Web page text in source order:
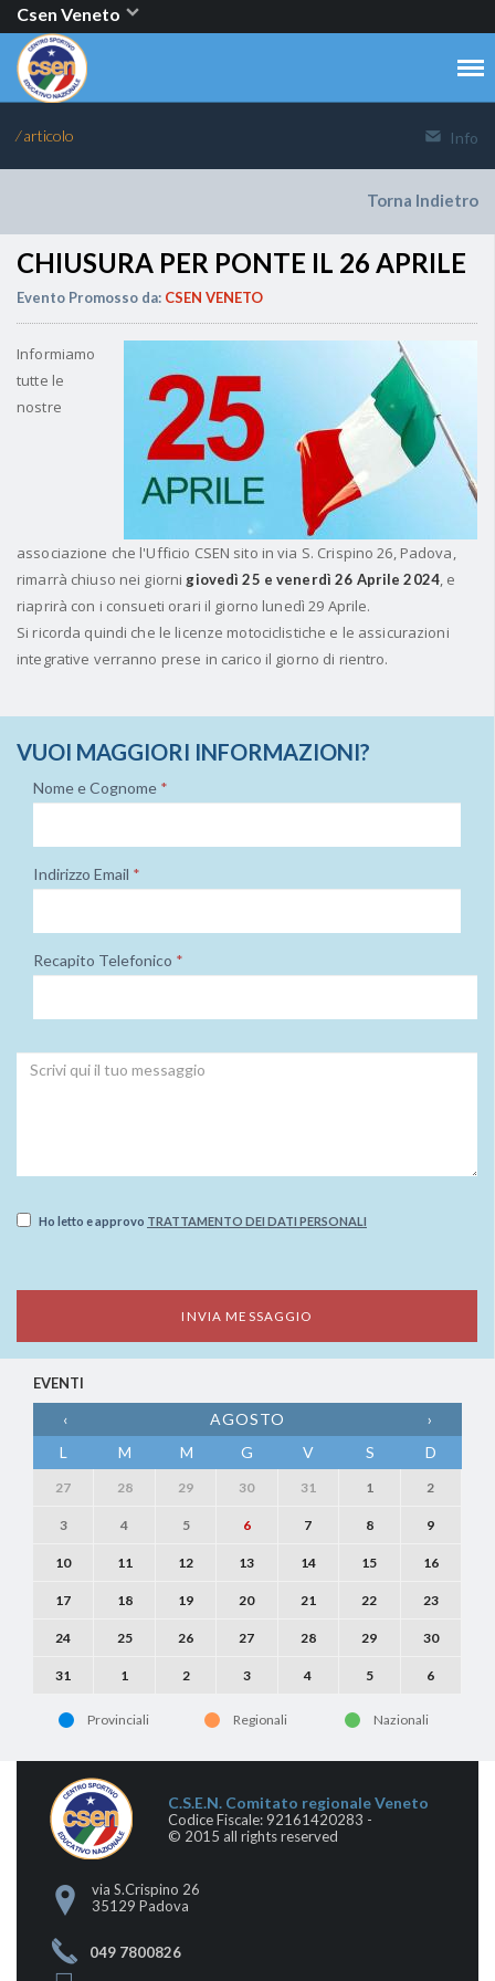
Csen Veneto
⁄ articolo Info
Torna Indietro
CHIUSURA PER PONTE IL 26 APRILE
Evento Promosso da: CSEN VENETO
Informiamo
tutte le
nostre
associazione che l'Ufficio CSEN sito in via S. Crispino 26, Padova,
rimarrà chiuso nei giornigiovedì 25 e venerdì 26 Aprile 2024, e
riaprirà con i consueti orari il giorno lunedì 29 Aprile.
Si ricorda quindi che le licenze motociclistiche e le assicurazioni
integrative verranno prese in carico il giorno di rientro.
VUOI MAGGIORI INFORMAZIONI?
Nome e Cognome *
Indirizzo Email *
Recapito Telefonico *
Ho letto e approvo TRATTAMENTO DEI DATI PERSONALI
EVENTI
‹ AGOSTO
›
L
M M G V S D
27 28 29 30 31 1 2
3 4 5 6 7 8 9
10 11 12 13 14 15 16
17 18 19 20 21 22 23
24 25 26 27 28 29 30
31 1 2 3 4 5 6
Provinciali Regionali Nazionali
C.S.E.N. Comitato regionale Veneto
Codice Fiscale: 92161420283 -
© 2015 all rights reserved
via S.Crispino 26
35129 Padova
049 7800826